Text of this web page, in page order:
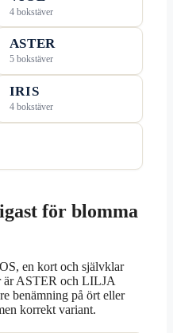
4 bokstäver
ASTER
5 bokstäver
IRIS
4 bokstäver
för blomma
en kort och självklar
är ASTER och LILJA
benämning på ört eller
korrekt variant.